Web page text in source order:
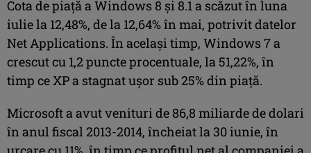
Cota de piaţă a Windows 8 şi 8.1 a scăzut în luna
iulie la 12,48%, de la 12,64% în mai, potrivit datelor
Net Applications. În acelaşi timp, Windows 7 a
crescut cu 1,2 puncte procentuale, la 51,22%, în
timp ce XP a stagnat uşor sub 25% din piaţă.
Microsoft a avut venituri de 86,8 miliarde de dolari
în anul fiscal 2013-2014, încheiat la 30 iunie, în